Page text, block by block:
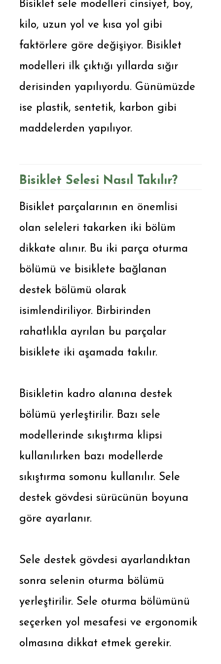
Bisiklet sele modelleri cinsiyet, boy,
kilo, uzun yol ve kısa yol gibi
faktörlere göre değişiyor. Bisiklet
modelleri ilk çıktığı yıllarda sığır
derisinden yapılıyordu. Günümüzde
ise plastik, sentetik, karbon gibi
maddelerden yapılıyor.
Bisiklet Selesi Nasıl Takılır?
Bisiklet parçalarının en önemlisi
olan seleleri takarken iki bölüm
dikkate alınır. Bu iki parça oturma
bölümü ve bisiklete bağlanan
destek bölümü olarak
isimlendiriliyor. Birbirinden
rahatlıkla ayrılan bu parçalar
bisiklete iki aşamada takılır.
Bisikletin kadro alanına destek
bölümü yerleştirilir. Bazı sele
modellerinde sıkıştırma klipsi
kullanılırken bazı modellerde
sıkıştırma somonu kullanılır. Sele
destek gövdesi sürücünün boyuna
göre ayarlanır.
Sele destek gövdesi ayarlandıktan
sonra selenin oturma bölümü
yerleştirilir. Sele oturma bölümünü
seçerken yol mesafesi ve ergonomik
olmasına dikkat etmek gerekir.